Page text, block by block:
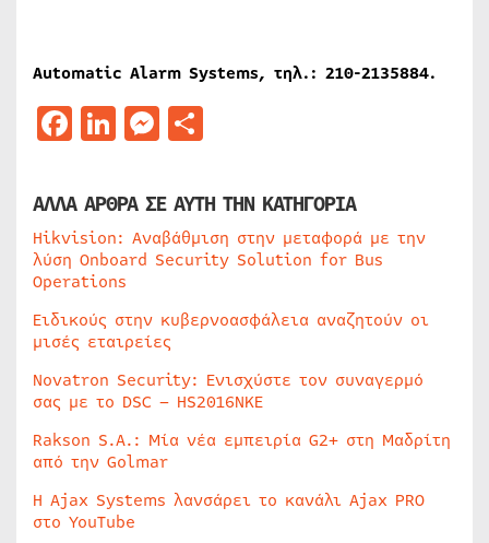
Automatic Alarm Systems, τηλ.: 210-2135884.
Facebook
LinkedIn
Messenger
ΑΛΛΑ ΑΡΘΡΑ ΣΕ ΑΥΤΗ ΤΗΝ ΚΑΤΗΓΟΡΙΑ
Hikvision: Αναβάθμιση στην μεταφορά με την
λύση Onboard Security Solution for Bus
Operations
Ειδικούς στην κυβερνοασφάλεια αναζητούν οι
μισές εταιρείες
Novatron Security: Ενισχύστε τον συναγερμό
σας με το DSC – HS2016NKE
Rakson S.A.: Μία νέα εμπειρία G2+ στη Μαδρίτη
από την Golmar
Η Ajax Systems λανσάρει το κανάλι Ajax PRO
στο YouTube